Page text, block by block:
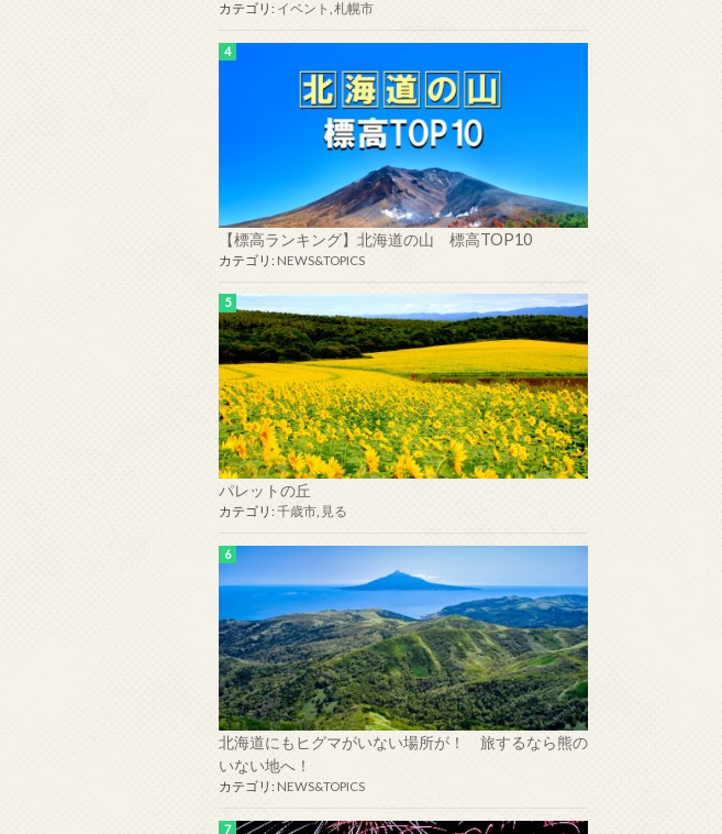
カテゴリ: イベント 札幌市
【標高ランキング】北海道の山 標高TOP10
カテゴリ: NEWS&TOPICS
パレットの丘
カテゴリ: 千歳市 見る
北海道にもヒグマがいない場所が！ 旅するなら熊の
いない地へ！
カテゴリ: NEWS&TOPICS